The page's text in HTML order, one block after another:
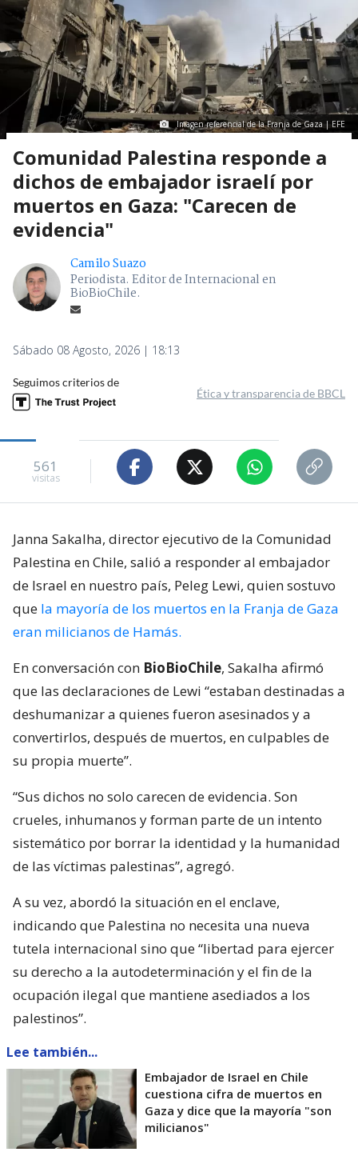
Imagen referencial de la Franja de Gaza | EFE
Comunidad Palestina responde a
dichos de embajador israelí por
muertos en Gaza: "Carecen de
evidencia"
Camilo Suazo
Periodista. Editor de Internacional en
BioBioChile.
Sábado 08 Agosto, 2026 | 18:13
Seguimos criterios de
Ética y transparencia de BBCL
561
visitas
Janna Sakalha, director ejecutivo de la Comunidad
Palestina en Chile, salió a responder al embajador
de Israel en nuestro país, Peleg Lewi, quien sostuvo
que la mayoría de los muertos en la Franja de Gaza
eran milicianos de Hamás.
En conversación con BioBioChile, Sakalha afirmó
que las declaraciones de Lewi “estaban destinadas a
deshumanizar a quienes fueron asesinados y a
convertirlos, después de muertos, en culpables de
su propia muerte”.
“Sus dichos no solo carecen de evidencia. Son
crueles, inhumanos y forman parte de un intento
sistemático por borrar la identidad y la humanidad
de las víctimas palestinas”, agregó.
A su vez, abordó la situación en el enclave,
indicando que Palestina no necesita una nueva
tutela internacional sino que “libertad para ejercer
su derecho a la autodeterminación y el fin de la
ocupación ilegal que mantiene asediados a los
palestinos”.
Lee también...
Embajador de Israel en Chile
cuestiona cifra de muertos en
Gaza y dice que la mayoría "son
milicianos"